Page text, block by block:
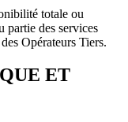
totale ou
partie des services
Opérateurs Tiers.
ET